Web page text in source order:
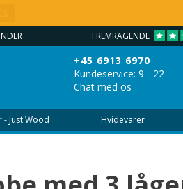
FREMRAGENDE
+45 6913 6970
Kundeservice: 9 - 22
Chat med os
Just Wood Hvidevarer